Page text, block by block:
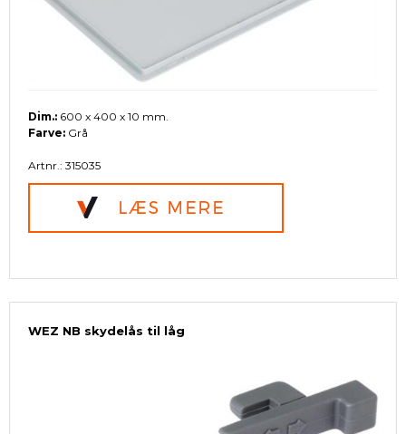
Dim.: 600 x 400 x 10 mm.
Farve: Grå
Artnr.: 315035
WEZ NB skydelås til låg